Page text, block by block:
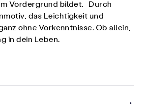
Vordergrund bildet. Durch
das Leichtigkeit und
ohne Vorkenntnisse. Ob allein,
in dein Leben.